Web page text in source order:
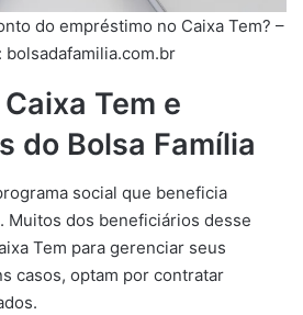
do empréstimo no Caixa Tem? –
bolsadafamilia.com.br
Tem e
do Bolsa Família
social que beneficia
Muitos dos beneficiários desse
Tem para gerenciar seus
casos, optam por contratar